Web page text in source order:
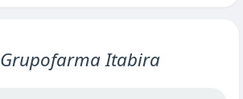
Grupofarma Itabira